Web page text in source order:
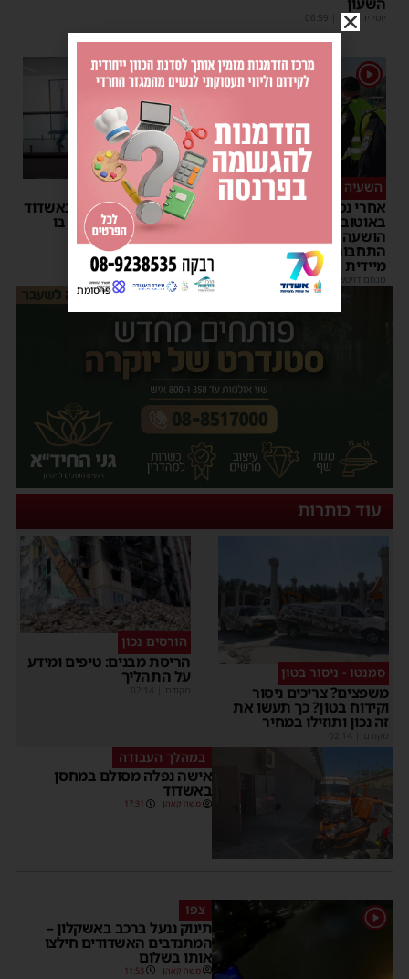
יוסי יחזקאלי 06:59
1
השעיה מיידית
אחרי נסיעת האימים
באוטובוס מאשדוד: הנהג
הושעה מתפקידו – משרד
התחבורה הורה על בדיקה
מיידית
מנחם דויטש 17:44 | 3 תגובות
ליבו שב לפעום
אדם התמוטט בביתו באשדוד
– כוחות ההצלה ביצעו בו
פעולות החייאה
17:35
עוד כותרות
סמנטו - ניסור בטון
משפצים? צריכים ניסור
וקידוח בטון? כך תעשו את
זה נכון ותוזילו במחיר
מקודם
הורסים נכון
הריסת מבנים: טיפים ומידע
על התהליך
מקודם
במהלך העבודה
אישה נפלה מסולם במחסן
באשדוד
משה קאהן 17:31
1 צפו
תינוק ננעל ברכב באשקלון –
המתנדבים האשדודים חילצו
אותו בשלום
משה קאהן 11:53
פרסומת